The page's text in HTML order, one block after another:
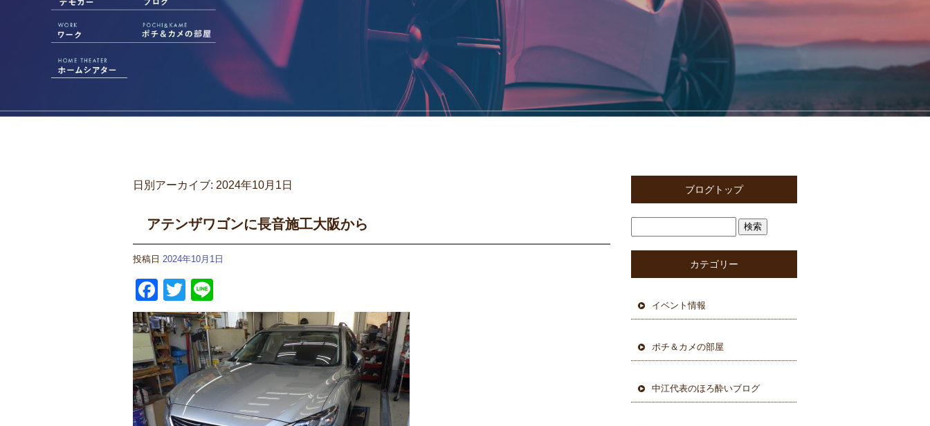
日別アーカイブ: 2024年10月1日
アテンザワゴンに長音施工大阪から
投稿日 2024年10月1日
Facebook
Twitter
ブログトップ
カテゴリー
イベント情報
ポチ＆カメの部屋
中江代表のほろ酔いブログ